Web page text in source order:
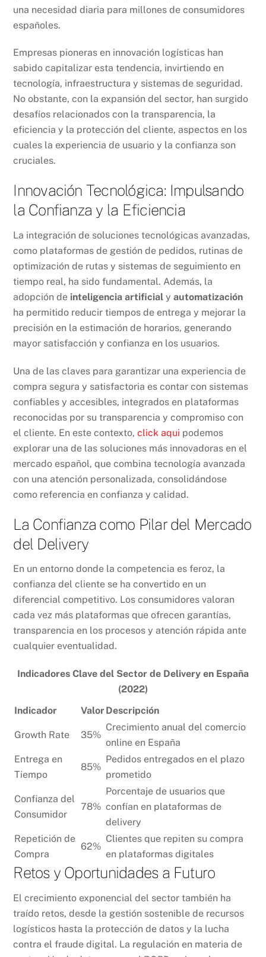
una necesidad diaria para millones de consumidores
españoles.
Empresas pioneras en innovación logísticas han
sabido capitalizar esta tendencia, invirtiendo en
tecnología, infraestructura y sistemas de seguridad.
No obstante, con la expansión del sector, han surgido
desafíos relacionados con la transparencia, la
eficiencia y la protección del cliente, aspectos en los
cuales la experiencia de usuario y la confianza son
cruciales.
Innovación Tecnológica: Impulsando
la Confianza y la Eficiencia
La integración de soluciones tecnológicas avanzadas,
como plataformas de gestión de pedidos, rutinas de
optimización de rutas y sistemas de seguimiento en
tiempo real, ha sido fundamental. Además, la
adopción de inteligencia artificial yautomatización
ha permitido reducir tiempos de entrega y mejorar la
precisión en la estimación de horarios, generando
mayor satisfacción y confianza en los usuarios.
Una de las claves para garantizar una experiencia de
compra segura y satisfactoria es contar con sistemas
confiables y accesibles, integrados en plataformas
reconocidas por su transparencia y compromiso con
el cliente. En este contexto,click aqui podemos
explorar una de las soluciones más innovadoras en el
mercado español, que combina tecnología avanzada
con una atención personalizada, consolidándose
como referencia en confianza y calidad.
La Confianza como Pilar del Mercado
del Delivery
En un entorno donde la competencia es feroz, la
confianza del cliente se ha convertido en un
diferencial competitivo. Los consumidores valoran
cada vez más plataformas que ofrecen garantías,
transparencia en los procesos y atención rápida ante
cualquier eventualidad.
Indicadores Clave del Sector de Delivery en España
(2022)
Indicador
ValorDescripción
Growth Rate 35%
Crecimiento anual del comercio
online en España
Entrega en
Tiempo
85%
Pedidos entregados en el plazo
prometido
Confianza del
Consumidor
78%
Porcentaje de usuarios que
confían en plataformas de
delivery
Repetición de
Compra
62%
Clientes que repiten su compra
en plataformas digitales
Retos y Oportunidades a Futuro
El crecimiento exponencial del sector también ha
traído retos, desde la gestión sostenible de recursos
logísticos hasta la protección de datos y la lucha
contra el fraude digital. La regulación en materia de